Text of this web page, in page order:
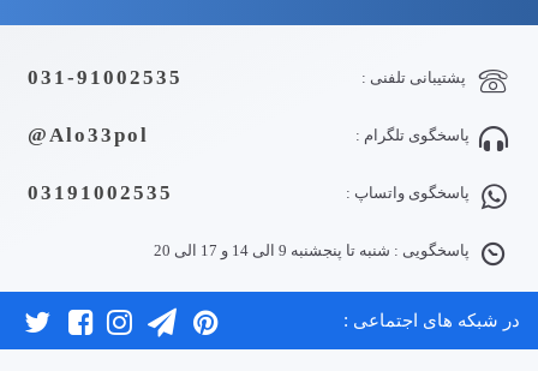
پشتیبانی تلفنی : 031-91002535
پاسخگوی تلگرام : Alo33pol@
پاسخگوی واتساپ : 03191002535
پاسخگویی : شنبه تا پنجشنبه 9 الی 14 و 17 الی 20
در شبکه های اجتماعی :